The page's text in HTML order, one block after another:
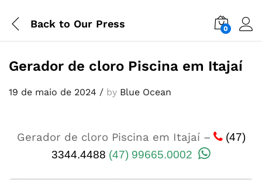
Back to Our Press 0
Gerador de cloro Piscina em Itajaí
19 de maio de 2024 / by Blue Ocean
Gerador de cloro Piscina em Itajaí –
(47)
3344.4488 (47) 99665.0002